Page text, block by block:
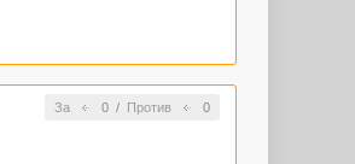
За 0/ Против 0